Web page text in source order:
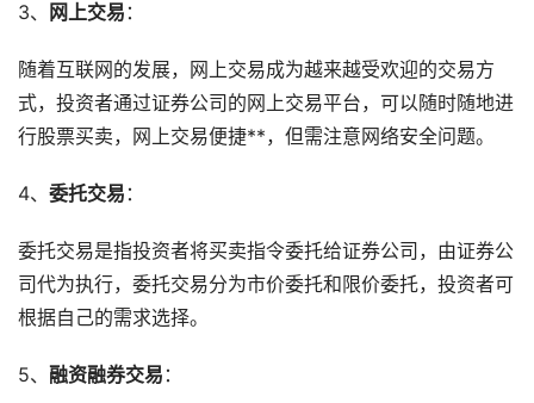
3、 网上交易 ：
随着互联网的发展，网上交易成为越来越受欢迎的交易方
式，投资者通过证券公司的网上交易平台，可以随时随地进
行股票买卖，网上交易便捷**，但需注意网络安全问题。
4、 委托交易 ：
委托交易是指投资者将买卖指令委托给证券公司，由证券公
司代为执行，委托交易分为市价委托和限价委托，投资者可
根据自己的需求选择。
5、 融资融券交易 ：